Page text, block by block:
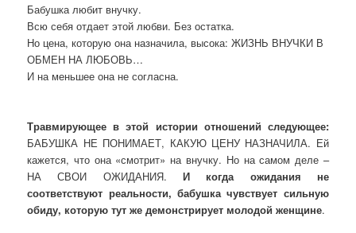
Бабушка любит внучку.
Всю себя отдает этой любви. Без остатка.
Но цена, которую она назначила, высока: ЖИЗНЬ ВНУЧКИ В
ОБМЕН НА ЛЮБОВЬ…
И на меньшее она не согласна.
Травмирующее в этой истории отношений следующее:
БАБУШКА НЕ ПОНИМАЕТ, КАКУЮ ЦЕНУ НАЗНАЧИЛА. Ей
кажется, что она «смотрит» на внучку. Но на самом деле –
НА СВОИ ОЖИДАНИЯ. И когда ожидания не
соответствуют реальности, бабушка чувствует сильную
обиду, которую тут же демонстрирует молодой женщине.